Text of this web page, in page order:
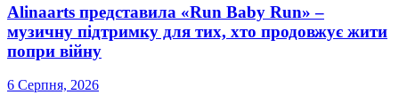
Alinaarts представила «Run Baby Run» –
музичну підтримку для тих, хто продовжує жити
попри війну
6 Серпня, 2026